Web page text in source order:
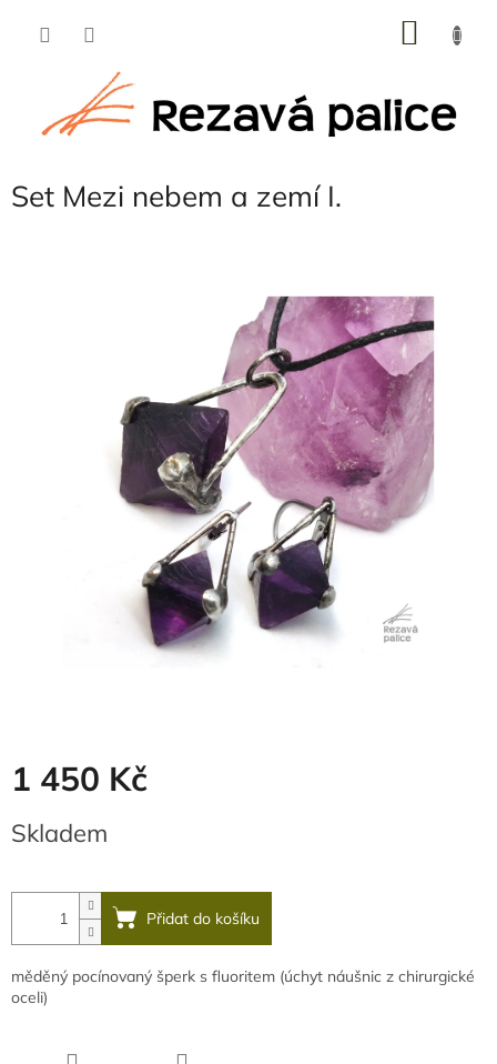
Set Mezi nebem a zemí I.
1 450 Kč
cena:
Skladem
Přidat do košíku
měděný pocínovaný šperk s fluoritem (úchyt náušnic z chirurgické
oceli)